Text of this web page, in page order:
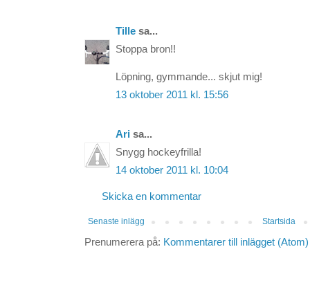
Tille sa...
Stoppa bron!!
Löpning, gymmande... skjut mig!
13 oktober 2011 kl. 15:56
Ari sa...
Snygg hockeyfrilla!
14 oktober 2011 kl. 10:04
Skicka en kommentar
Senaste inlägg Startsida
Prenumerera på: Kommentarer till inlägget (Atom)